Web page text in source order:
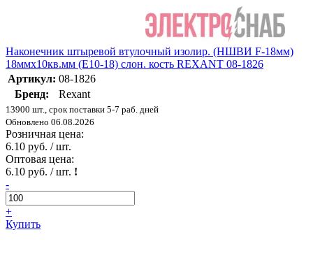
Наконечник штыревой втулочный изолир. (НШВИ F-18мм)
18ммх10кв.мм (E10-18) слон. кость REXANT 08-1826
Артикул: 08-1826
Бренд:
Rexant
13900 шт., срок поставки 5-7 раб. дней
Обновлено 06.08.2026
Розничная цена:
6.10 руб. / шт.
Оптовая цена:
6.10 руб. / шт. !
-
+
Купить